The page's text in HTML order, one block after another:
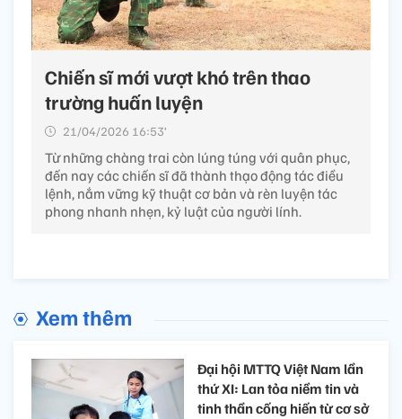
Chiến sĩ mới vượt khó trên thao
trường huấn luyện
21/04/2026 16:53’
Từ những chàng trai còn lúng túng với quân phục,
đến nay các chiến sĩ đã thành thạo động tác điều
lệnh, nắm vững kỹ thuật cơ bản và rèn luyện tác
phong nhanh nhẹn, kỷ luật của người lính.
Xem thêm
Đại hội MTTQ Việt Nam lần
thứ XI: Lan tỏa niềm tin và
tinh thần cống hiến từ cơ sở